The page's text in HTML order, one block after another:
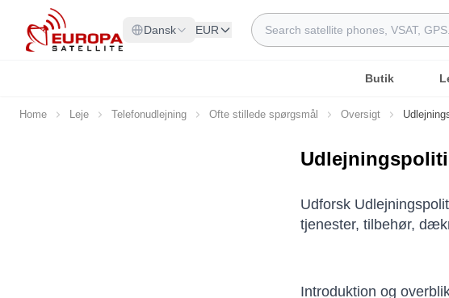
Skip to Content
Dansk EUR
Search
Butik
Home Leje Telefonudlejning Ofte stillede spørgsmål Oversigt
Udforsk
tjenester, tilbehør,
Introduktion og